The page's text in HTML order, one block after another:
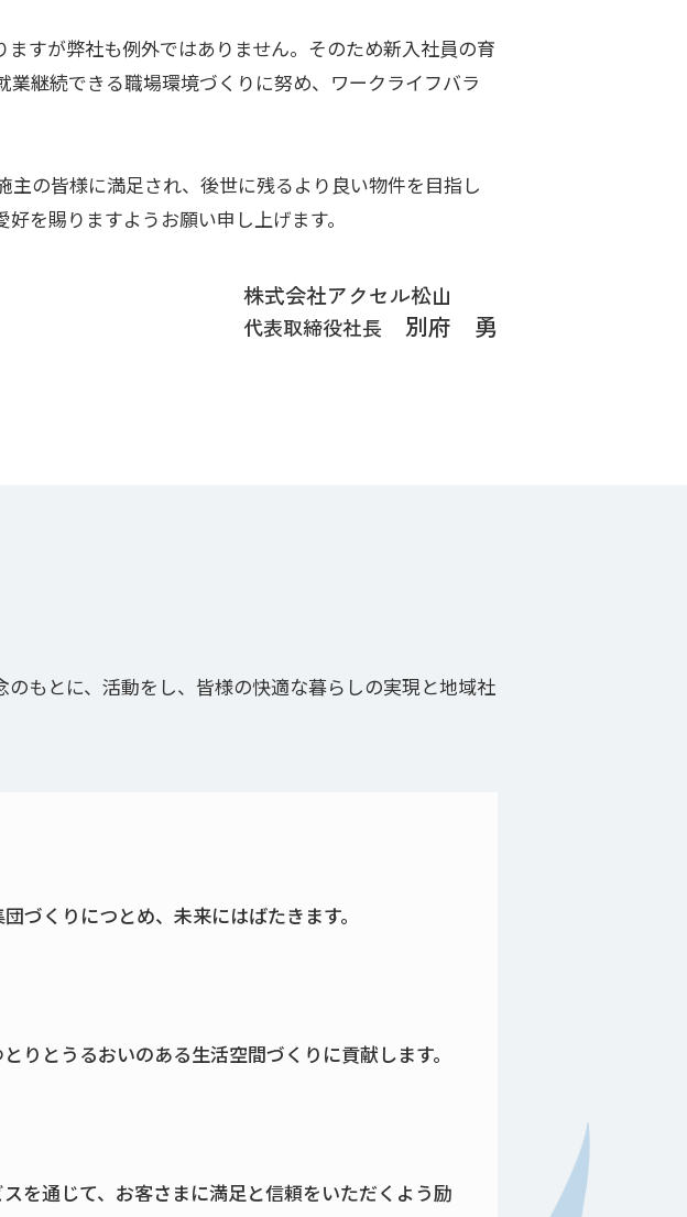
すが弊社も例外ではありません。そのため新入社員の育
継続できる職場環境づくりに努め、ワークライフバラ
の皆様に満足され、後世に残るより良い物件を目指し
を賜りますようお願い申し上げます。
株式会社アクセル松山
代表取締役社長 別府 勇
もとに、活動をし、皆様の快適な暮らしの実現と地域社
づくりにつとめ、未来にはばたきます。
りとうるおいのある生活空間づくりに貢献します。
を通じて、お客さまに満足と信頼をいただくよう励